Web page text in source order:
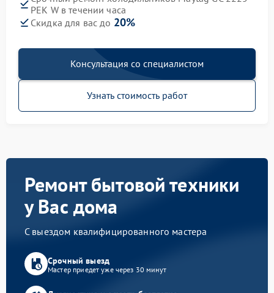
PEK W в течении часа
Скидка для вас до 20%
Консультация со специалистом
Узнать стоимость работ
Ремонт бытовой техники
у Вас дома
С выездом квалифицированного мастера
Срочный выезд
Мастер приедет уже через 30 минут